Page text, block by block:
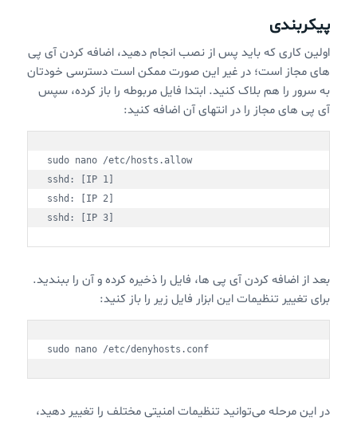
پیکربندی
اولین کاری که باید پس از نصب انجام دهید، اضافه کردن آی پی
های مجاز است؛ در غیر این صورت ممکن است دسترسی خودتان
به سرور را هم بلاک کنید. ابتدا فایل مربوطه را باز کرده، سپس
آی پی های مجاز را در انتهای آن اضافه کنید:
sudo nano /etc/hosts.allow
sshd: [IP 1]
sshd: [IP 2]
sshd: [IP 3]
بعد از اضافه کردن آی پی ها، فایل را ذخیره کرده و آن را ببندید.
برای تغییر تنظیمات این ابزار فایل زیر را باز کنید:
sudo nano /etc/denyhosts.conf
در این مرحله می‌توانید تنظیمات امنیتی مختلف را تغییر دهید،